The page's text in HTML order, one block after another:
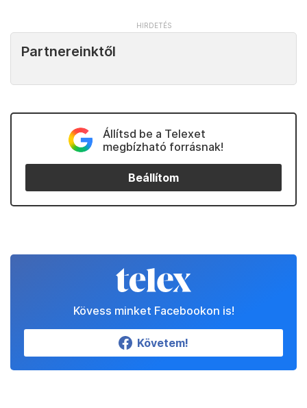
Partnereinktől
Állítsd be a Telexet
megbízható forrásnak!
Beállítom
Kövess minket Facebookon is!
Követem!